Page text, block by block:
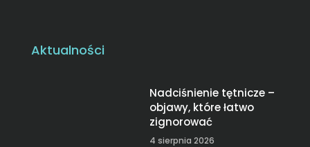
Aktualności
Nadciśnienie tętnicze –
objawy, które łatwo
zignorować
4 sierpnia 2026